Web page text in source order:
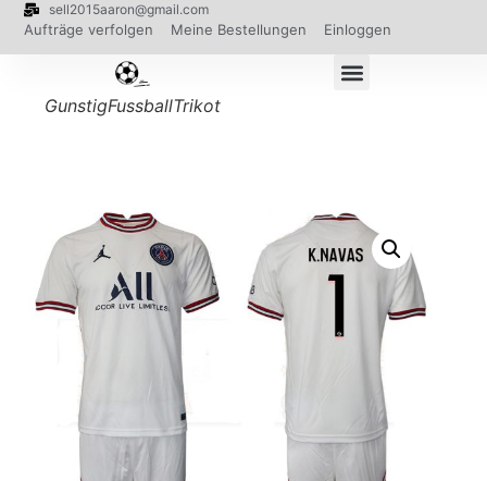
sell2015aaron@gmail.com
Aufträge verfolgen Meine Bestellungen Einloggen
GunstigFussballTrikot